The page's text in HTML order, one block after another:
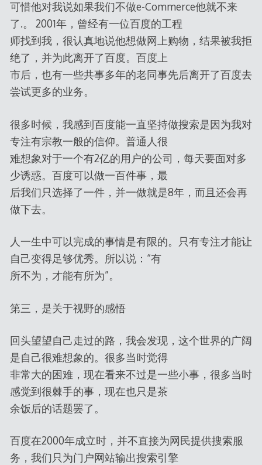
可惜他对我说如果我们不做e-Commerce他就不来
了.。 2001年，曾经有一位百度的工程
师找到我，很认真地说他想做网上购物，结果被我拒
绝了，并为此离开了百度。百度上
市后，也有一些共事多年的老同事先后离开了百度去
尝试更多的业务。
很多时候，我感到百度能一直坚持做搜索是因为我对
专注有宗教一般的信仰。普通人很
难想象对于一个有2亿的用户的公司，每天要面对多
少诱惑。百度可以做一百件事，最
后我们只选择了一件，并一做就是8年，而且还会再
做下去。
人一生中可以完成的事情是有限的。只有专注才能让
自己变得足够优秀。所以说：“有
所不为，才能有所为”。
第三，是关于视野的感悟
回头望望自己走过的路，我会发现，这个世界的广阔
是自己很难想象的。很多当时觉得
非常大的困难，现在看来不过是一些小事，很多当时
感觉到很棘手的事，现在也只是茶
余饭后的话题罢了。
百度在2000年成立时，并不直接为网民提供搜索服
务，我们只为门户网站输出搜索引擎